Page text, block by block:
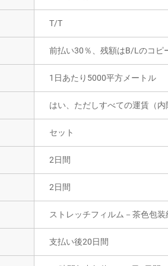
T/T
前払い30％、残額はB/Lのコピ
1日あたり5000平方メートル
はい、ただしすべての運賃（
セット
2日間
2日間
ストレッチフィルム－茶色包
支払い後20日間